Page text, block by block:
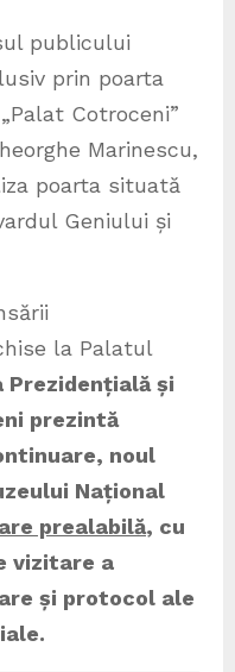
publicului
prin poarta
Cotroceni”
Marinescu,
poarta situată
Geniului și
la Palatul
și
prezintă
noul
Național
prealabilă, cu
vizitare a
și protocol ale